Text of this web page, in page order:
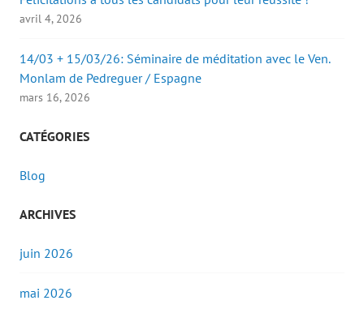
avril 4, 2026
14/03 + 15/03/26: Séminaire de méditation avec le Ven.
Monlam de Pedreguer / Espagne
mars 16, 2026
CATÉGORIES
Blog
ARCHIVES
juin 2026
mai 2026